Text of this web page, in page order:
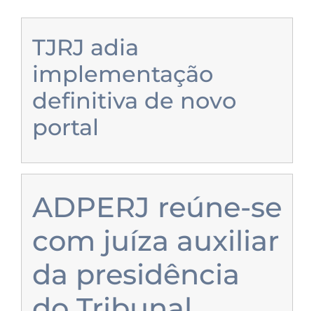
TJRJ adia
implementação
definitiva de novo
portal
ADPERJ reúne-se
com juíza auxiliar
da presidência